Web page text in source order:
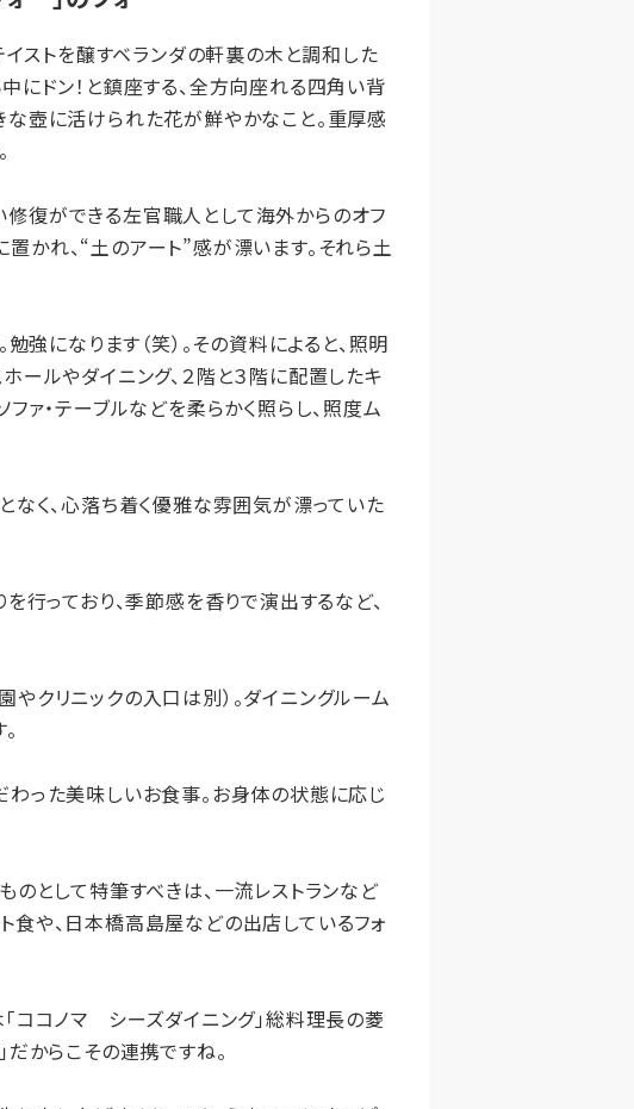
イストを醸すベランダの軒裏の木と調和した
にドン！と鎮座する、全方向座れる四角い背
な壺に活けられた花が鮮やかなこと。重厚感
復ができる左官職人として海外からのオフ
かれ、“土のアート”感が漂います。それら土
強になります（笑）。その資料によると、照明
ールやダイニング、２階と３階に配置したキ
ァ・テーブルなどを柔らかく照らし、照度ム
なく、心落ち着く優雅な雰囲気が漂っていた
行っており、季節感を香りで演出するなど、
クリニックの入口は別）。ダイニングルーム
った美味しいお食事。お身体の状態に応じ
のとして特筆すべきは、一流レストランなど
食や、日本橋高島屋などの出店しているフォ
ココノマ シーズダイニング」総料理長の菱
からこその連携ですね。